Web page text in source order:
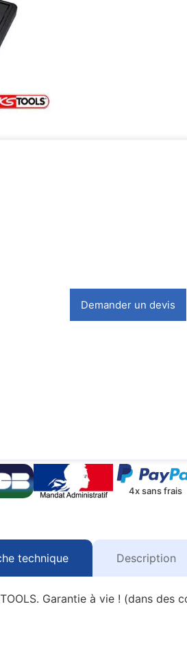
Demander un devis
4x sans frais
technique Description
Garantie à vie ! (dans des